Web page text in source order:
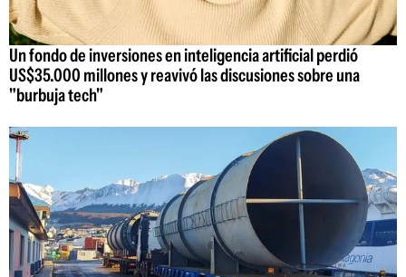
Un fondo de inversiones en inteligencia artificial perdió
US$35.000 millones y reavivó las discusiones sobre una
"burbuja tech"